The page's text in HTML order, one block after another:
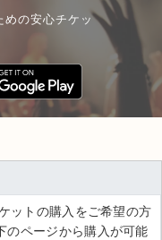
めの安心チケッ
ットの購入をご希望の方
のページから購入が可能